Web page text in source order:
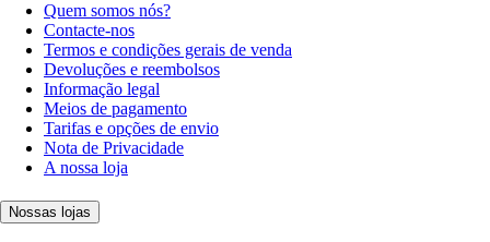
Quem somos nós?
Contacte-nos
Termos e condições gerais de venda
Devoluções e reembolsos
Informação legal
Meios de pagamento
Tarifas e opções de envio
Nota de Privacidade
A nossa loja
Nossas lojas